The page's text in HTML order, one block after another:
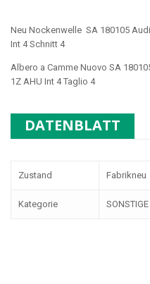
Neu Nockenwelle SA 180105
Int 4 Schnitt 4
Albero a Camme Nuovo SA
1Z AHU Int 4 Taglio 4
DATENBLATT
Zustand Fabrikneu
Kategorie